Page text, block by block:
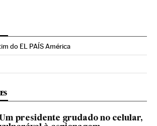
do EL PAÍS América
en Twitter
Brasil en Instagram
El País Brasil en Facebook
Um presidente grudado no celular,